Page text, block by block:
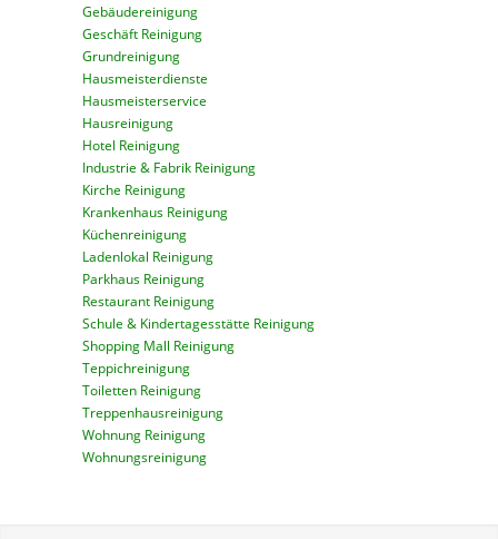
Gebäudereinigung
Geschäft Reinigung
Grundreinigung
Hausmeisterdienste
Hausmeisterservice
Hausreinigung
Hotel Reinigung
Industrie & Fabrik Reinigung
Kirche Reinigung
Krankenhaus Reinigung
Küchenreinigung
Ladenlokal Reinigung
Parkhaus Reinigung
Restaurant Reinigung
Schule & Kindertagesstätte Reinigung
Shopping Mall Reinigung
Teppichreinigung
Toiletten Reinigung
Treppenhausreinigung
Wohnung Reinigung
Wohnungsreinigung